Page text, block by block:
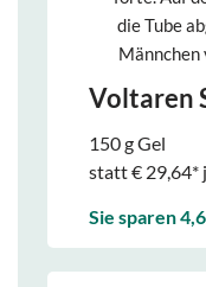
Voltaren
150 g Gel
statt € 29,64*
Sie sparen